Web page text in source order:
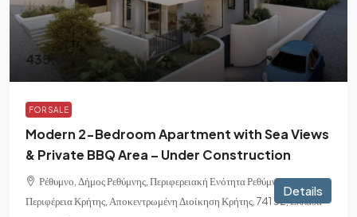
435,000€
FOR SALE
Modern 2-Bedroom Apartment with Sea Views
& Private BBQ Area – Under Construction
Ρέθυμνο, Δήμος Ρεθύμνης, Περιφερειακή Ενότητα Ρεθύμνης,
Περιφέρεια Κρήτης, Αποκεντρωμένη Διοίκηση Κρήτης, 741 32, Ελλάδα
Details